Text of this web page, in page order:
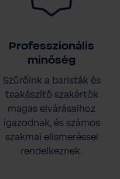
Professzionális
minőség
Szűrőink a baristák és
teakészítő szakértők
magas elvárásaihoz
igazodnak, és számos
szakmai elismeréssel
rendelkeznek.